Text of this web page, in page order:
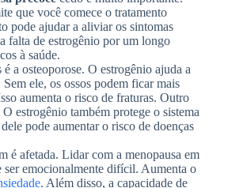
que você comece o tratamento
pode ajudar a aliviar os sintomas
falta de estrogênio por um longo
à saúde.
a osteoporose. O estrogênio ajuda a
ele, os ossos podem ficar mais
aumenta o risco de fraturas. Outro
estrogênio também protege o sistema
pode aumentar o risco de doenças
é afetada. Lidar com a menopausa em
ser emocionalmente difícil. Aumenta o
. Além disso, a capacidade de